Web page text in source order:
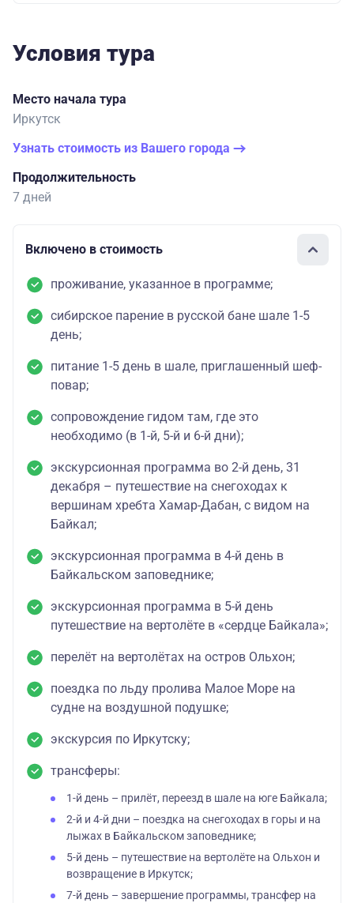
Условия тура
Место начала тура
Иркутск
Узнать стоимость из Вашего города
Продолжительность
7 дней
Включено в стоимость
проживание, указанное в программе;
сибирское парение в русской бане шале 1-5
день;
питание 1-5 день в шале, приглашенный шеф-
повар;
сопровождение гидом там, где это
необходимо (в 1-й, 5-й и 6-й дни);
экскурсионная программа во 2-й день, 31
декабря – путешествие на снегоходах к
вершинам хребта Хамар-Дабан, с видом на
Байкал;
экскурсионная программа в 4-й день в
Байкальском заповеднике;
экскурсионная программа в 5-й день
путешествие на вертолёте в «сердце Байкала»;
перелёт на вертолётах на остров Ольхон;
поездка по льду пролива Малое Море на
судне на воздушной подушке;
экскурсия по Иркутску;
трансферы:
1-й день – прилёт, переезд в шале на юге Байкала;
2-й и 4-й дни – поездка на снегоходах в горы и на
лыжах в Байкальском заповеднике;
5-й день – путешествие на вертолёте на Ольхон и
возвращение в Иркутск;
7-й день – завершение программы, трансфер на